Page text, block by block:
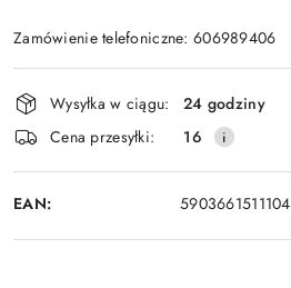
Zamówienie telefoniczne: 606989406
Wyślij
Dostępność
i
dostawa
Wysyłka w ciągu:
24 godziny
Cena przesyłki:
16
EAN: 5903661511104